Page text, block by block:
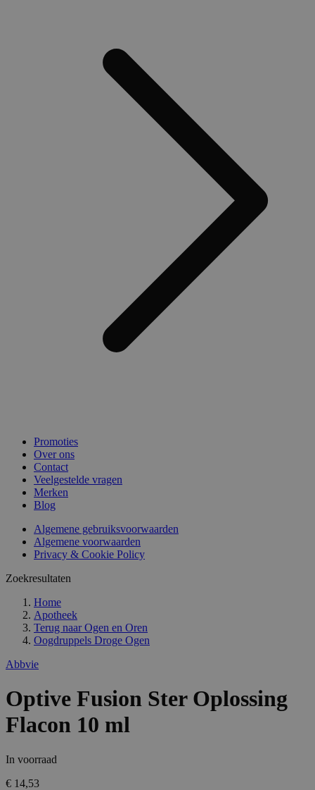
Promoties
Over ons
Contact
Veelgestelde vragen
Merken
Blog
Algemene gebruiksvoorwaarden
Algemene voorwaarden
Privacy & Cookie Policy
Zoekresultaten
Home
Apotheek
Terug naar Ogen en Oren
Oogdruppels Droge Ogen
Abbvie
Optive Fusion Ster Oplossing
Flacon 10 ml
In voorraad
€ 14,53